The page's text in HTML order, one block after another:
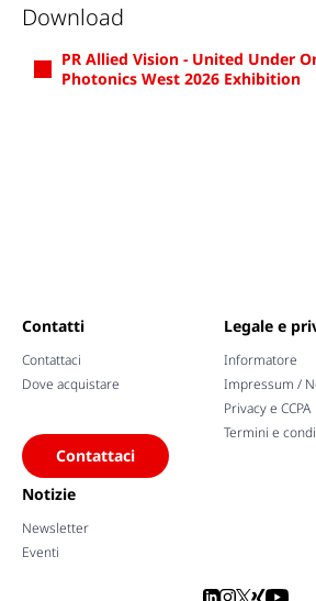
Download
PR Allied Vision - United Under
Photonics West 2026 Exhibition
Contatti
Contattaci
Dove acquistare
Contattaci
Legale e
Informatore
Impressum /
Privacy e CCPA
Termini e
Notizie
Newsletter
Eventi